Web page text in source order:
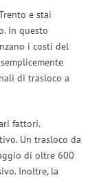
e stai
In questo
i costi del
di trasloco a
fattori.
Un trasloco da
di oltre 600
Inoltre, la